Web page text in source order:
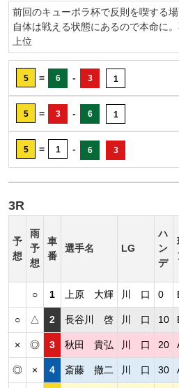
前回のキューポラ杯で反則を喫する
自体は戦える状態にあるので本命に
上位
5 = 6 - 3 1
5 = 3 - 6 1
5 = 1 - 6 3
3R
予
想
雨
予
想
車
番
選手名 LG
ハ
ン
デ
○ 1 上原 大輝 川 口 0
○ △ 2 長谷川 啓 川 口 10
× ◎ 3 秋田 貴弘 川 口 20
◎ × 4 斎藤 撤二 川 口 30